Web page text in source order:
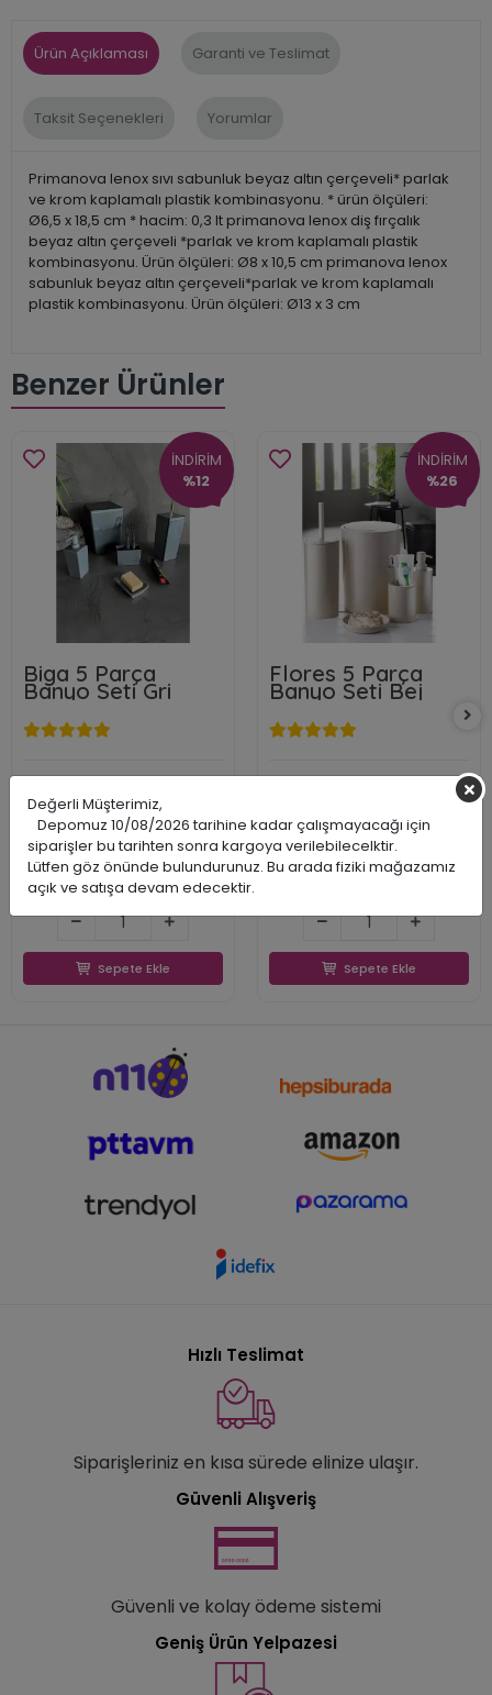
Ürün Açıklaması Garanti ve Teslimat
Taksit Seçenekleri Yorumlar
Primanova lenox sıvı sabunluk beyaz altın çerçeveli* parlak
ve krom kaplamalı plastik kombinasyonu. * ürün ölçüleri:
Ø6,5 x 18,5 cm * hacim: 0,3 lt primanova lenox diş fırçalık
beyaz altın çerçeveli *parlak ve krom kaplamalı plastik
kombinasyonu. Ürün ölçüleri: Ø8 x 10,5 cm primanova lenox
sabunluk beyaz altın çerçeveli*parlak ve krom kaplamalı
plastik kombinasyonu. Ürün ölçüleri: Ø13 x 3 cm
Benzer Ürünler
İNDİRİM
%12
Biga 5 Parça
Banyo Seti Gri
Primanova
PRDMSAS0507
8695024005456
1.350,00 TL
1.193,79 TL
KARGO
BEDAVA
1.193,79 TL
Sepete Ekle
İNDİRİM
%26
Flores 5 Parça
Banyo Seti Bej
PRDMSAS1709
8695024048217
1.050,00 TL
Sepete Ekle
Hızlı Teslimat
Siparişleriniz en kısa sürede elinize ulaşır.
Güvenli Alışveriş
Güvenli ve kolay ödeme sistemi
Geniş Ürün Yelpazesi
Değerli Müşterimiz,
Depomuz 10/08/2026 tarihine kadar çalışmayacağı için
siparişler bu tarihten sonra kargoya verilebilecelktir.
Lütfen göz önünde bulundurunuz. Bu arada fiziki mağazamız
açık ve satışa devam edecektir.